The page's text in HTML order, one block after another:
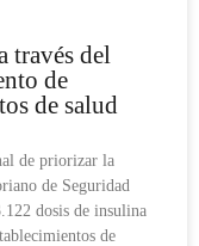
través del
de
de salud
de priorizar la
de Seguridad
dosis de insulina
de